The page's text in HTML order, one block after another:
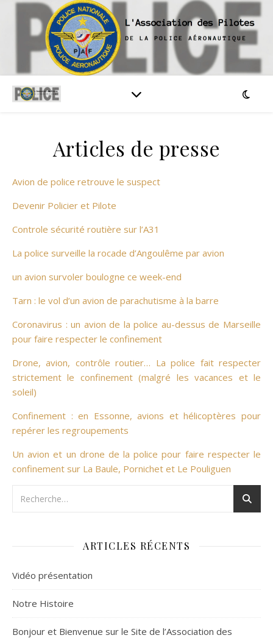
Articles de presse
Avion de police retrouve le suspect
Devenir Policier et Pilote
Controle sécurité routière sur l’A31
La police surveille la rocade d’Angoulême par avion
un avion survoler boulogne ce week-end
Tarn : le vol d’un avion de parachutisme à la barre
Coronavirus : un avion de la police au-dessus de Marseille
pour faire respecter le confinement
Drone, avion, contrôle routier… La police fait respecter
strictement le confinement (malgré les vacances et le
soleil)
Confinement : en Essonne, avions et hélicoptères pour
repérer les regroupements
Un avion et un drone de la police pour faire respecter le
confinement sur La Baule, Pornichet et Le Pouliguen
ARTICLES RÉCENTS
Vidéo présentation
Notre Histoire
Bonjour et Bienvenue sur le Site de l’Association des